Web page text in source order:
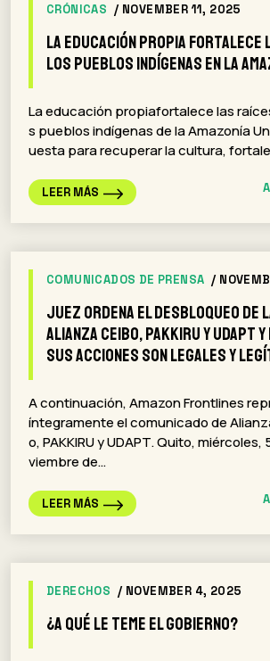
CRÓNICAS / NOVEMBER 11, 2025
La educación propia fortalece
los pueblos indígenas en la
La educación propiafortalece las
s pueblos indígenas de la Amazonía
uesta para recuperar la cultura,
LEER MÁS
COMUNICADOS DE PRENSA /
Juez ordena el desbloqueo de
Alianza Ceibo, Pakkiru y Udapt
sus acciones son legales y
A continuación, Amazon Frontlines
íntegramente el comunicado de
o, PAKKIRU y UDAPT. Quito, miércoles,
viembre de…
LEER MÁS
DERECHOS / NOVEMBER 4, 2025
¿A qué le teme el gobierno?